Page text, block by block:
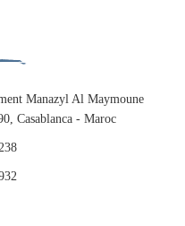
Manazyl Al Maymoune
Casablanca - Maroc